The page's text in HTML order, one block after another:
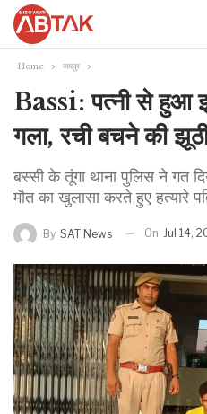
Home जयपुर
Bassi: पत्नी से हुआ
गला, रची बचने की
बस्सी के तूंगा थाना पुलिस ने गत
मौत का खुलासा करते हुए हत्यारे
By SAT News On Jul 14,